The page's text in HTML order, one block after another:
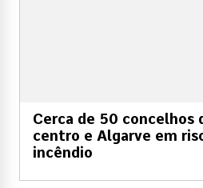
Cerca de 50
centro e Algarve em
incêndio